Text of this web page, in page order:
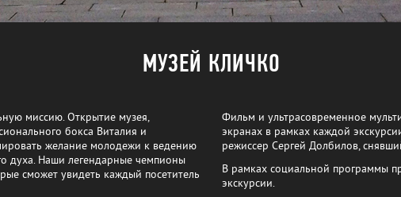
МУЗЕЙ КЛИЧКО
миссию. Открытие музея,
бокса Виталия и
желание молодежи к ведению
духа. Наши легендарные чемпионы
сможет увидеть каждый посетитель
Фильм и ультрасовременное
экранах в рамках каждой
режиссер Сергей Долбилов,
В рамках социальной программы
экскурсии.